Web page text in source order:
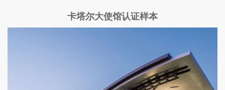
卡塔尔大使馆认证样本